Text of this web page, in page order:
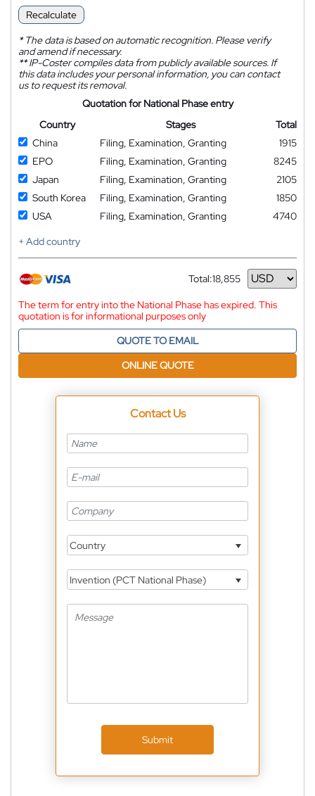
Recalculate
*The data is based on automatic recognition. Please verify
and amend if necessary.
**IP-Coster compiles data from publicly available sources. If
this data includes your personal information, you can contact
us to request its removal.
Quotation for National Phase entry
Country
Stages
Total
China
Filing, Examination, Granting
1915
EPO
Filing, Examination, Granting
8245
Japan
Filing, Examination, Granting
2105
South Korea
Filing, Examination, Granting
1850
USA
Filing, Examination, Granting
4740
+ Add country
Total:18,855
Currency
The term for entry into the National Phase has expired. This
quotation is for informational purposes only
QUOTE TO EMAIL
ONLINE QUOTE
Contact Us
Country
Invention (PCT National Phase)
Submit